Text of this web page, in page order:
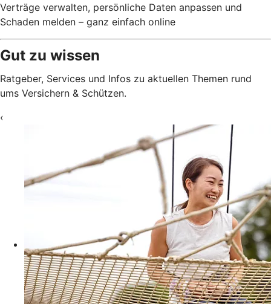
Verträge verwalten, persönliche Daten anpassen und
Schaden melden – ganz einfach online
Gut zu wissen
Ratgeber, Services und Infos zu aktuellen Themen rund
ums Versichern & Schützen.
‹